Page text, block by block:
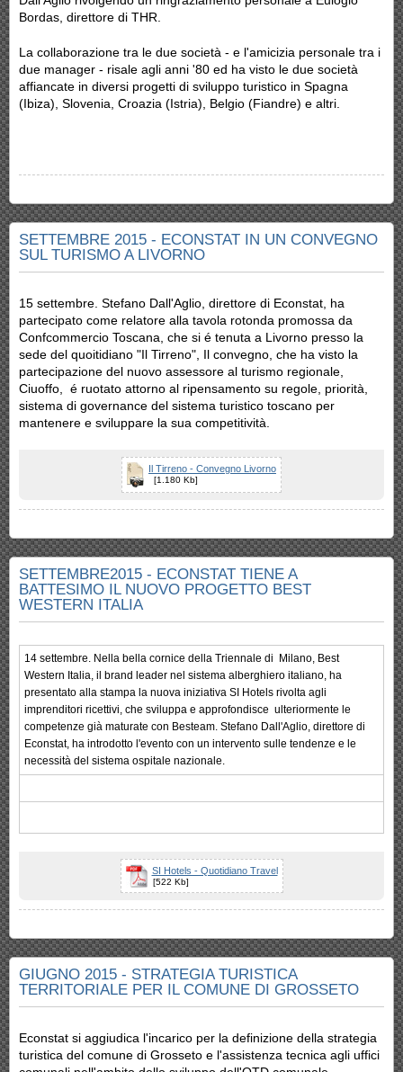
Bordas, direttore di THR.
La collaborazione tra le due società - e l'amicizia personale tra i
due manager - risale agli anni '80 ed ha visto le due società
affiancate in diversi progetti di sviluppo turistico in Spagna
(Ibiza), Slovenia, Croazia (Istria), Belgio (Fiandre) e altri.
SETTEMBRE 2015 - ECONSTAT IN UN CONVEGNO
SUL TURISMO A LIVORNO
15 settembre. Stefano Dall'Aglio, direttore di Econstat, ha
partecipato come relatore alla tavola rotonda promossa da
Confcommercio Toscana, che si é tenuta a Livorno presso la
sede del quoitidiano "Il Tirreno", Il convegno, che ha visto la
partecipazione del nuovo assessore al turismo regionale,
Ciuoffo, é ruotato attorno al ripensamento su regole, priorità,
sistema di governance del sistema turistico toscano per
mantenere e sviluppare la sua competitività.
Il Tirreno - Convegno Livorno
[1.180 Kb]
SETTEMBRE2015 - ECONSTAT TIENE A
BATTESIMO IL NUOVO PROGETTO BEST
WESTERN ITALIA
14 settembre. Nella bella cornice della Triennale di Milano, Best
Western Italia, il brand leader nel sistema alberghiero italiano, ha
presentato alla stampa la nuova iniziativa SI Hotels rivolta agli
imprenditori ricettivi, che sviluppa e approfondisce ulteriormente le
competenze già maturate con Besteam. Stefano Dall'Aglio, direttore di
Econstat, ha introdotto l'evento con un intervento sulle tendenze e le
necessità del sistema ospitale nazionale.
SI Hotels - Quotidiano Travel
[522 Kb]
GIUGNO 2015 - STRATEGIA TURISTICA
TERRITORIALE PER IL COMUNE DI GROSSETO
Econstat si aggiudica l'incarico per la definizione della strategia
turistica del comune di Grosseto e l'assistenza tecnica agli uffici